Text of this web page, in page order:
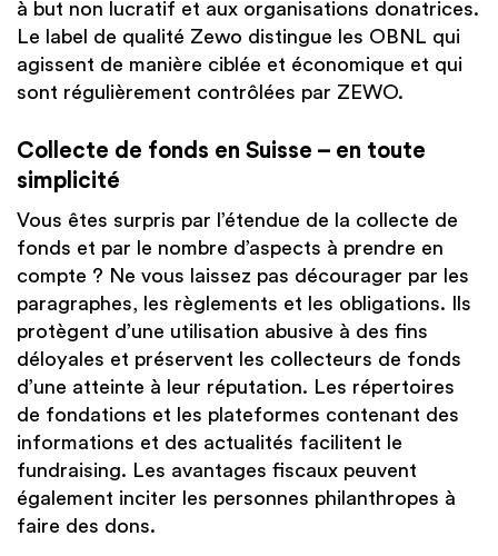
à but non lucratif et aux organisations donatrices.
Le label de qualité Zewo distingue les OBNL qui
agissent de manière ciblée et économique et qui
sont régulièrement contrôlées par ZEWO.
Collecte de fonds en Suisse – en toute
simplicité
Vous êtes surpris par l’étendue de la collecte de
fonds et par le nombre d’aspects à prendre en
compte ? Ne vous laissez pas décourager par les
paragraphes, les règlements et les obligations. Ils
protègent d’une utilisation abusive à des fins
déloyales et préservent les collecteurs de fonds
d’une atteinte à leur réputation. Les répertoires
de fondations et les plateformes contenant des
informations et des actualités facilitent le
fundraising. Les avantages fiscaux peuvent
également inciter les personnes philanthropes à
faire des dons.